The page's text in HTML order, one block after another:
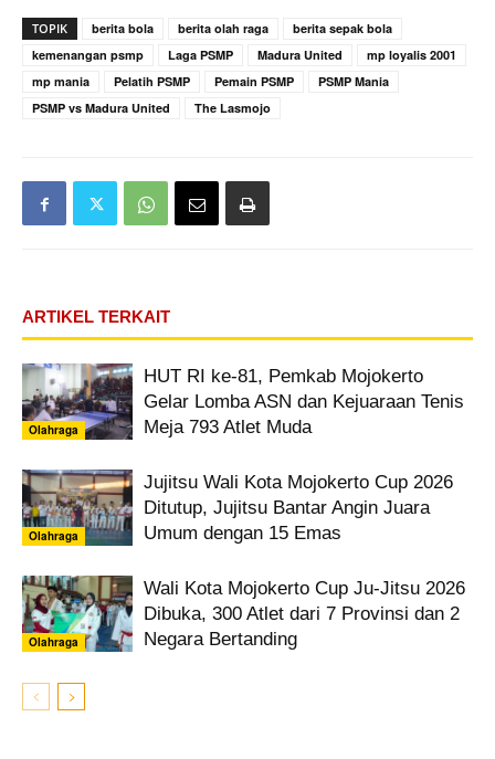
TOPIK berita bola berita olah raga
berita sepak bola
kemenangan psmp
Laga PSMP Madura United
mp loyalis 2001
mp mania
Pelatih PSMP Pemain PSMP
PSMP Mania
PSMP vs Madura United
The Lasmojo
ARTIKEL TERKAIT
Olahraga
HUT RI ke-81, Pemkab Mojokerto
Gelar Lomba ASN dan Kejuaraan Tenis
Meja 793 Atlet Muda
Olahraga
Jujitsu Wali Kota Mojokerto Cup 2026
Ditutup, Jujitsu Bantar Angin Juara
Umum dengan 15 Emas
Olahraga
Wali Kota Mojokerto Cup Ju-Jitsu 2026
Dibuka, 300 Atlet dari 7 Provinsi dan 2
Negara Bertanding